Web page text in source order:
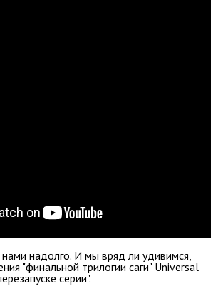
надолго. И мы вряд ли удивимся,
"финальной трилогии саги" Universal
серии".